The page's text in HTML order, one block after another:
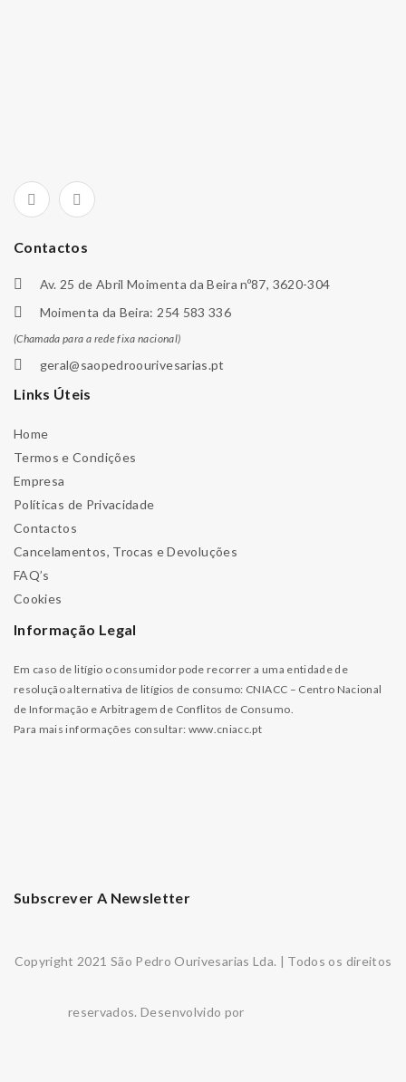
Contactos
Av. 25 de Abril Moimenta da Beira nº87, 3620-304
Moimenta da Beira: 254 583 336
(Chamada para a rede fixa nacional)
geral@saopedroourivesarias.pt
Links Úteis
Home
Termos e Condições
Empresa
Políticas de Privacidade
Contactos
Cancelamentos, Trocas e Devoluções
FAQ’s
Cookies
Informação Legal
Em caso de litígio o consumidor pode recorrer a uma entidade de
resolução alternativa de litígios de consumo: CNIACC – Centro Nacional
de Informação e Arbitragem de Conflitos de Consumo.
Para mais informações consultar: www.cniacc.pt
Subscrever A Newsletter
Copyright 2021 São Pedro Ourivesarias Lda. | Todos os direitos
reservados. Desenvolvido por